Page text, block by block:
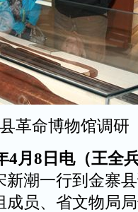
革命博物馆调研
4月8日电（王全
潮一行到金寨
员、省文物局